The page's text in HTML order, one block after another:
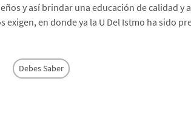
y así brindar una educación de calidad y
exigen, en donde ya la U Del Istmo ha sido
Debes Saber